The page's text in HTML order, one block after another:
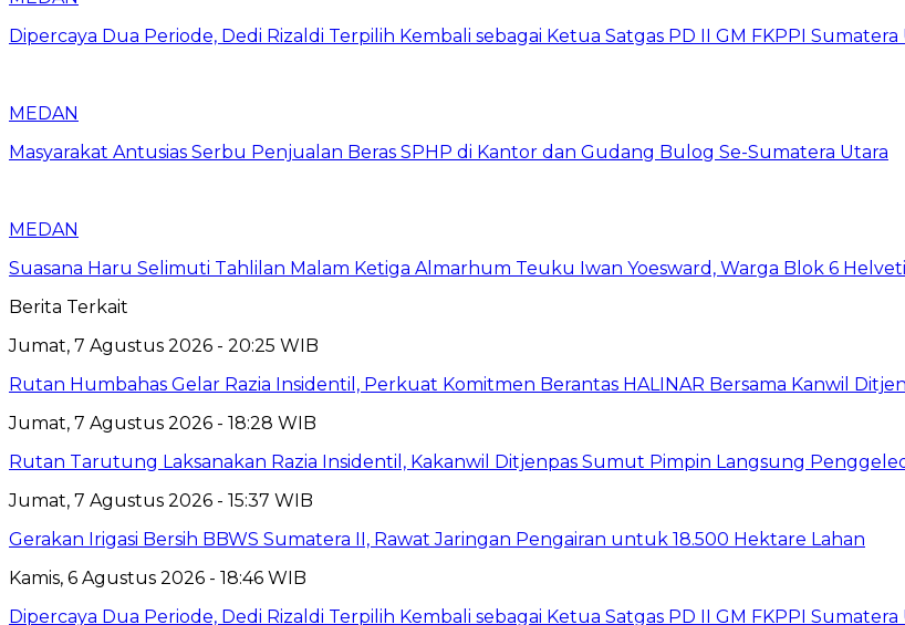
Dipercaya Dua Periode, Dedi Rizaldi Terpilih Kembali sebagai Ketua Satgas PD II GM FKPPI Sumatera
MEDAN
Masyarakat Antusias Serbu Penjualan Beras SPHP di Kantor dan Gudang Bulog Se-Sumatera Utara
MEDAN
Suasana Haru Selimuti Tahlilan Malam Ketiga Almarhum Teuku Iwan Yoesward, Warga Blok 6
Berita Terkait
Jumat, 7 Agustus 2026 - 20:25 WIB
Rutan Humbahas Gelar Razia Insidentil, Perkuat Komitmen Berantas HALINAR Bersama Kanwil
Jumat, 7 Agustus 2026 - 18:28 WIB
Rutan Tarutung Laksanakan Razia Insidentil, Kakanwil Ditjenpas Sumut Pimpin Langsung
Jumat, 7 Agustus 2026 - 15:37 WIB
Gerakan Irigasi Bersih BBWS Sumatera II, Rawat Jaringan Pengairan untuk 18.500 Hektare Lahan
Kamis, 6 Agustus 2026 - 18:46 WIB
Dipercaya Dua Periode, Dedi Rizaldi Terpilih Kembali sebagai Ketua Satgas PD II GM FKPPI Sumatera